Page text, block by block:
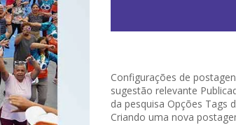
Configurações de
sugestão relevante
da pesquisa Opções Tags
Criando uma nova